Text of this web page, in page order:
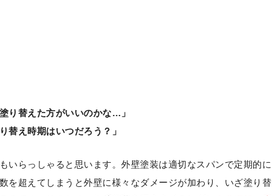
り替えた方がいいのかな…」
替え時期はいつだろう？」
いらっしゃると思います。外壁塗装は適切なスパンで定期的に
を超えてしまうと外壁に様々なダメージが加わり、いざ塗り替